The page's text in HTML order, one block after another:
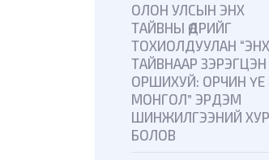
ОЛОН УЛСЫН ЭНХ
ТАЙВНЫ ӨДРИЙГ
ТОХИОЛДУУЛАН “ЭНХ
ТАЙВНААР ЗЭРЭГЦЭН
ОРШИХУЙ: ОРЧИН ҮЕ
МОНГОЛ” ЭРДЭМ
ШИНЖИЛГЭЭНИЙ
БОЛОВ